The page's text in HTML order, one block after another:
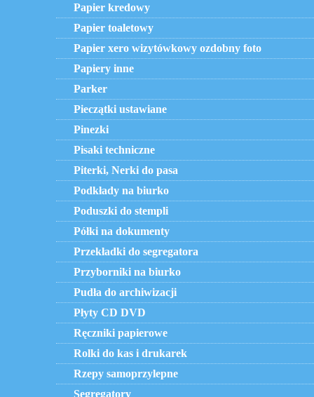
Papier kredowy
Papier toaletowy
Papier xero wizytówkowy ozdobny foto
Papiery inne
Parker
Pieczątki ustawiane
Pinezki
Pisaki techniczne
Piterki, Nerki do pasa
Podkłady na biurko
Poduszki do stempli
Półki na dokumenty
Przekładki do segregatora
Przyborniki na biurko
Pudła do archiwizacji
Płyty CD DVD
Ręczniki papierowe
Rolki do kas i drukarek
Rzepy samoprzylepne
Segregatory